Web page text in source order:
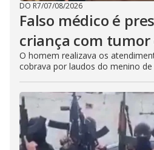
DO R7/07/08/2026
Falso médico é
criança com tumor
O homem realizava os
cobrava por laudos do menino de